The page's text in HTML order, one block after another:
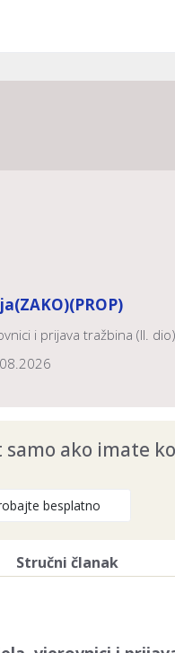
(ZAKO)(PROP)
i prijava tražbina (II. dio)
ako imate
besplatno
Stručni članak